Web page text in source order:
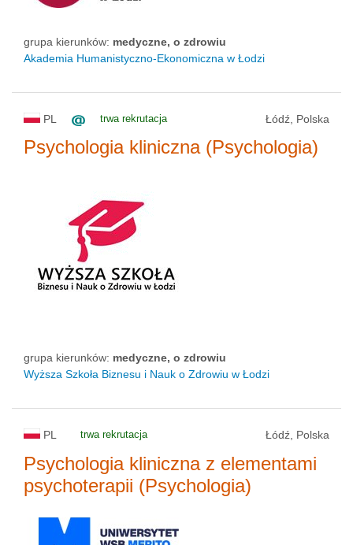
grupa kierunków: medyczne, o zdrowiu
Akademia Humanistyczno-Ekonomiczna w Łodzi
PL trwa rekrutacja Łódź, Polska
Psychologia kliniczna (Psychologia)
grupa kierunków: medyczne, o zdrowiu
Wyższa Szkoła Biznesu i Nauk o Zdrowiu w Łodzi
PL trwa rekrutacja Łódź, Polska
Psychologia kliniczna z elementami
psychoterapii (Psychologia)